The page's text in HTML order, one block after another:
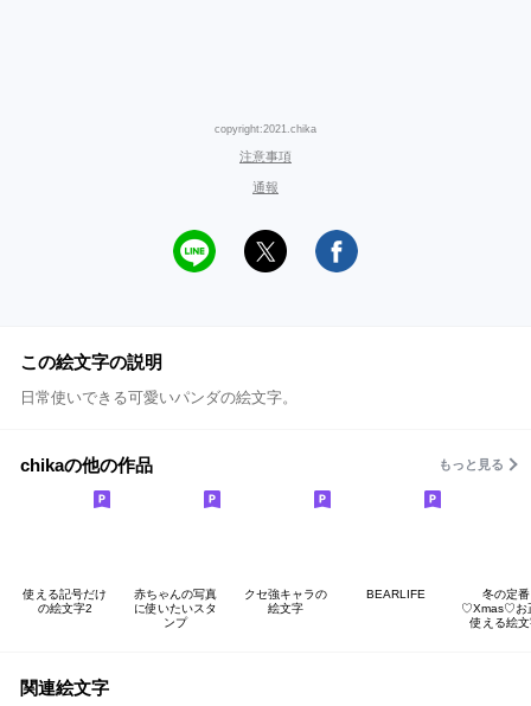
copyright:2021.chika
注意事項
通報
この絵文字の説明
日常使いできる可愛いパンダの絵文字。
chikaの他の作品 もっと見る
使える記号だけ
の絵文字2
赤ちゃんの写真
に使いたいスタ
ンプ
クセ強キャラの
絵文字
BEARLIFE
冬の定番
♡Xmas♡お
使える絵
関連絵文字